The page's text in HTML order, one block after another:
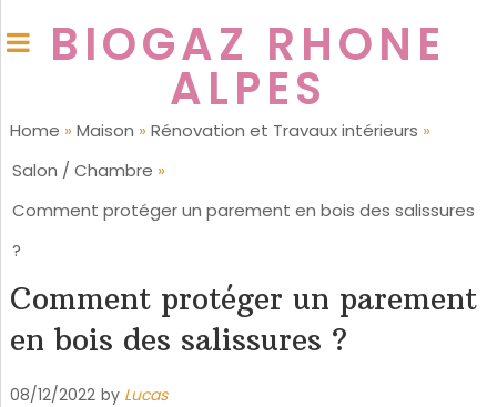
BIOGAZ RHONE
ALPES
Home » Maison » Rénovation et Travaux intérieurs »
Salon / Chambre »
Comment protéger un parement en bois des salissures
?
Comment protéger un parement
en bois des salissures ?
08/12/2022 by Lucas